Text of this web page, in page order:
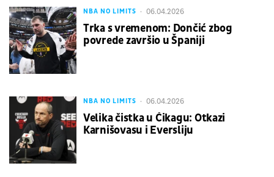
NBA NO LIMITS 06.04.2026
Trka s vremenom: Dončić zbog
povrede završio u Španiji
NBA NO LIMITS 06.04.2026
Velika čistka u Čikagu: Otkazi
Karnišovasu i Eversliju